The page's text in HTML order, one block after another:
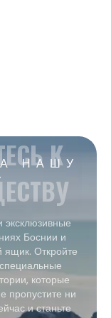
НАШУ
К
эксклюзивные
Боснии и
Откройте
которые
пропустите ни
и станьте